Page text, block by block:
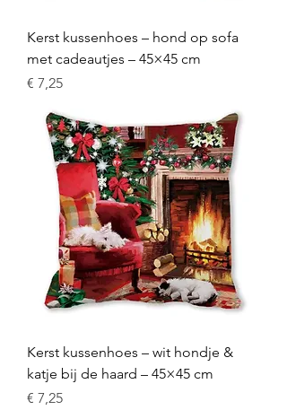
Kerst kussenhoes – hond op sofa
met cadeautjes – 45×45 cm
Prijs
€ 7,25
Kerst kussenhoes – wit hondje &
katje bij de haard – 45×45 cm
Prijs
€ 7,25